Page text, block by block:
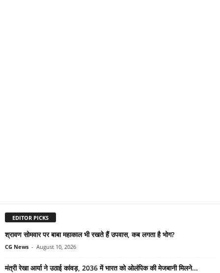
EDITOR PICKS
श्रावण सोमवार पर बाबा महाकाल भी रखते हैं उपवास, कब लगता है भोग?
CG News - August 10, 2026
मंत्री रेखा आर्या ने उठाई कांवड़, 2036 में भारत को ओलंपिक की मेजबानी मिलने...